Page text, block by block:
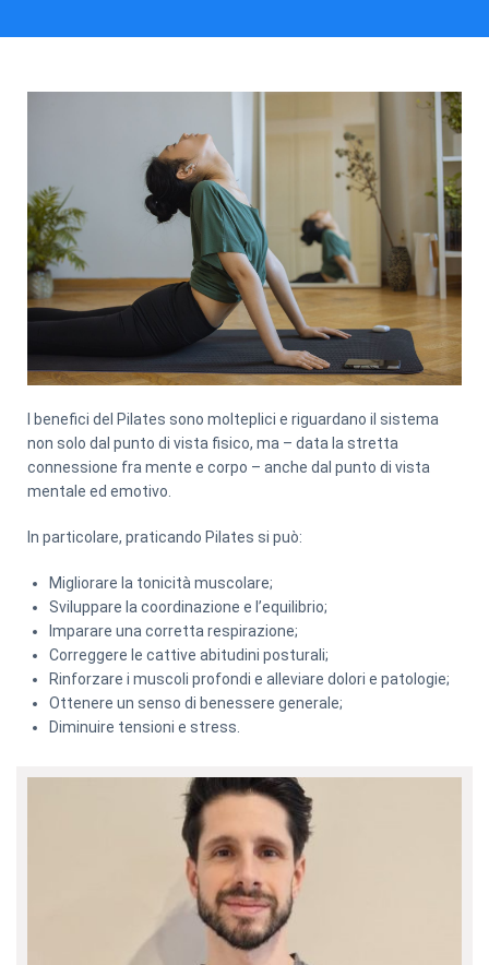
I benefici del Pilates sono molteplici e riguardano il sistema
non solo dal punto di vista fisico, ma – data la stretta
connessione fra mente e corpo – anche dal punto di vista
mentale ed emotivo.
In particolare, praticando Pilates si può:
Migliorare la tonicità muscolare;
Sviluppare la coordinazione e l’equilibrio;
Imparare una corretta respirazione;
Correggere le cattive abitudini posturali;
Rinforzare i muscoli profondi e alleviare dolori e patologie;
Ottenere un senso di benessere generale;
Diminuire tensioni e stress.